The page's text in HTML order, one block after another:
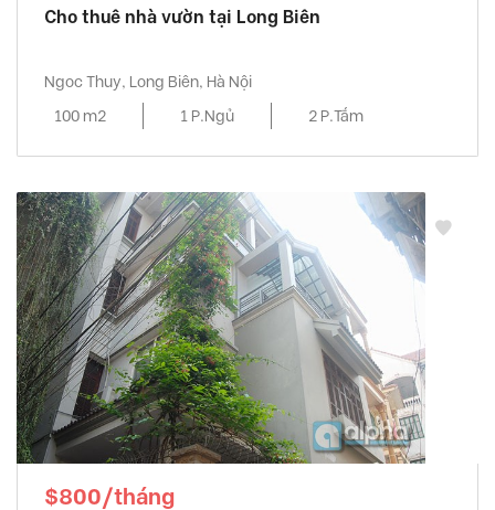
Cho thuê nhà vườn tại Long Biên
Ngoc Thuy, Long Biên, Hà Nội
100 m2
1 P.Ngủ 2 P.Tắm
$800/tháng